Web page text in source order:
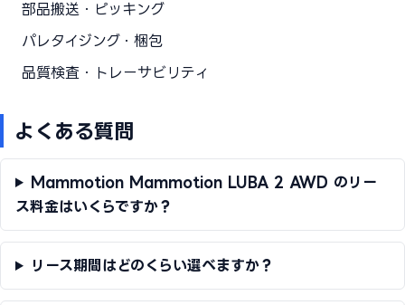
部品搬送・ピッキング
パレタイジング・梱包
品質検査・トレーサビリティ
よくある質問
Mammotion Mammotion LUBA 2 AWD のリー
ス料金はいくらですか？
リース期間はどのくらい選べますか？